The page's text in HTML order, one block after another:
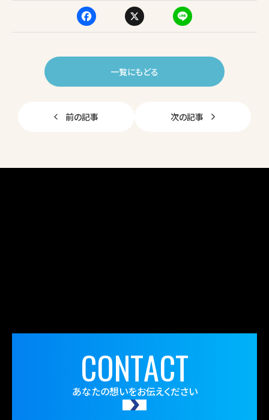
F
a
e
b
k
X Li
n
一覧にもどる
前の記事 次の記事
CONTACT
あなたの想いをお伝えください